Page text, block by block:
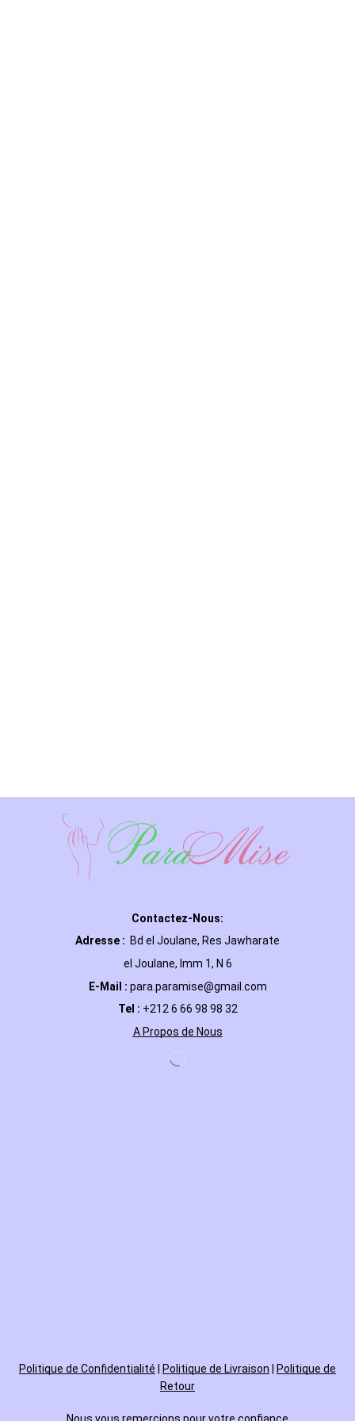
Contactez-Nous:
Adresse : Bd el Joulane, Res Jawharate
el Joulane, Imm 1, N 6
E-Mail : para.paramise@gmail.com
Tel : +212 6 66 98 98 32
A Propos de Nous
Politique de Confidentialité Politique de Livraison
Politique de
Retour